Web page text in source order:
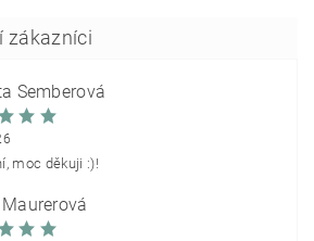
Šemberová
moc děkuji :)!